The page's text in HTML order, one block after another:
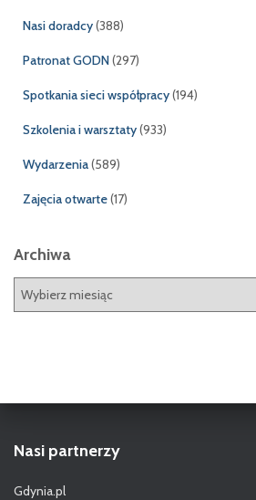
Nasi doradcy(388)
Patronat GODN(297)
Spotkania sieci współpracy(194)
Szkolenia i warsztaty(933)
Wydarzenia(589)
Zajęcia otwarte(17)
Archiwa
a
Nasi partnerzy
Gdynia.pl